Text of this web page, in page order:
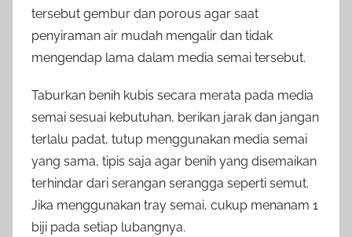
tersebut gembur dan porous agar saat
penyiraman air mudah mengalir dan tidak
mengendap lama dalam media semai tersebut.
Taburkan benih kubis secara merata pada media
semai sesuai kebutuhan, berikan jarak dan jangan
terlalu padat, tutup menggunakan media semai
yang sama, tipis saja agar benih yang disemaikan
terhindar dari serangan serangga seperti semut.
Jika menggunakan tray semai, cukup menanam 1
biji pada setiap lubangnya.